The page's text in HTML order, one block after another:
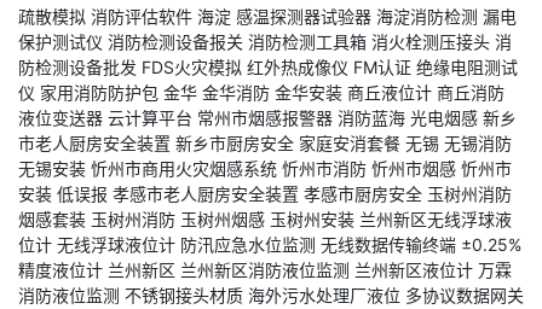
疏散模拟 消防评估软件 海淀 感温探测器试验器 海淀消防检测 漏电
保护测试仪 消防检测设备报关 消防检测工具箱 消火栓测压接头 消
防检测设备批发 FDS火灾模拟 红外热成像仪 FM认证 绝缘电阻测试
仪 家用消防防护包 金华 金华消防 金华安装 商丘液位计 商丘消防
液位变送器 云计算平台 常州市烟感报警器 消防蓝海 光电烟感 新乡
市老人厨房安全装置 新乡市厨房安全 家庭安消套餐 无锡 无锡消防
无锡安装 忻州市商用火灾烟感系统 忻州市消防 忻州市烟感 忻州市
安装 低误报 孝感市老人厨房安全装置 孝感市厨房安全 玉树州消防
烟感套装 玉树州消防 玉树州烟感 玉树州安装 兰州新区无线浮球液
位计 无线浮球液位计 防汛应急水位监测 无线数据传输终端 ±0.25%
精度液位计 兰州新区 兰州新区消防液位监测 兰州新区液位计 万霖
消防液位监测 不锈钢接头材质 海外污水处理厂液位 多协议数据网关